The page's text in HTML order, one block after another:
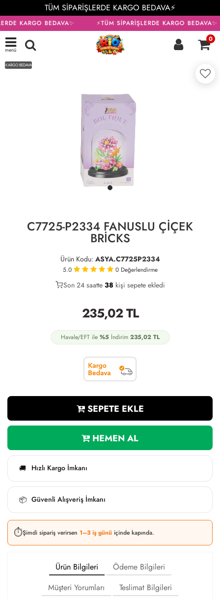
TÜM SİPARİŞLERDE KARGO BEDAVA⚡
KARGO BEDAVA✨ ⚡TÜM SİPARİŞLERDE KARGO BEDAVA✨
menü
0
KARGO BEDAVA
C7725-P2334 FANUSLU ÇİÇEK
BRİCKS
Ürün Kodu: ASYA.C7725P2334
5.0 0 Değerlendirme
30
Son 24 saatte 38 kişi sepete ekledi
10
235,02TL
Havale/EFT ile %5İndirim 235,02TL
SEPETE EKLE
HEMEN AL
🚚 Hızlı Kargo İmkanı
📦 Güvenli Alışveriş İmkanı
⏱️Şimdi sipariş verirsen 1–3 iş günü içinde kapında.
Ürün Bilgileri
Ödeme Bilgileri
Müşteri Yorumları
Teslimat Bilgileri